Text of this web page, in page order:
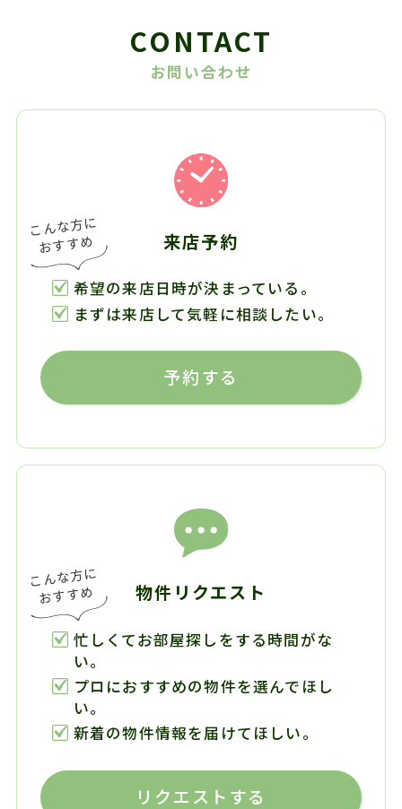
CONTACT
お問い合わせ
来店予約
希望の来店日時が決まっている。
まずは来店して気軽に相談したい。
予約する
物件リクエスト
忙しくてお部屋探しをする時間がな
い。
プロにおすすめの物件を選んでほし
い。
新着の物件情報を届けてほしい。
リクエストする